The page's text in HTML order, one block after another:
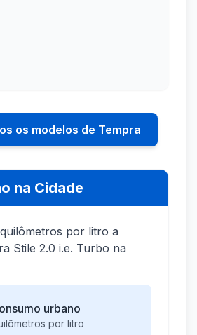
os modelos de Tempra
na Cidade
por litro a
Stile 2.0 i.e. Turbo na
urbano
por litro